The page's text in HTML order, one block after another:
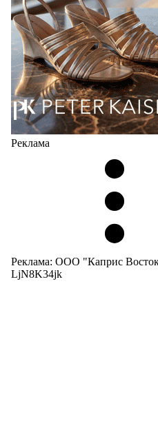
и высоким качеством…
05.08.2026 426
Реклама
Реклама: ООО "Каприс
LjN8K34jk